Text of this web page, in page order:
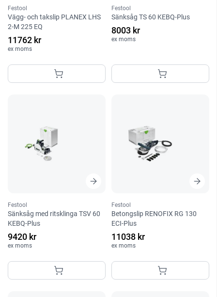
Festool
Vägg- och takslip PLANEX LHS
2-M 225 EQ
11762 kr
ex moms
Festool
Sänksåg TS 60 KEBQ-Plus
8003 kr
ex moms
Festool
Sänksåg med ritsklinga TSV 60
KEBQ-Plus
9420 kr
ex moms
Festool
Betongslip RENOFIX RG 130
ECI-Plus
11038 kr
ex moms